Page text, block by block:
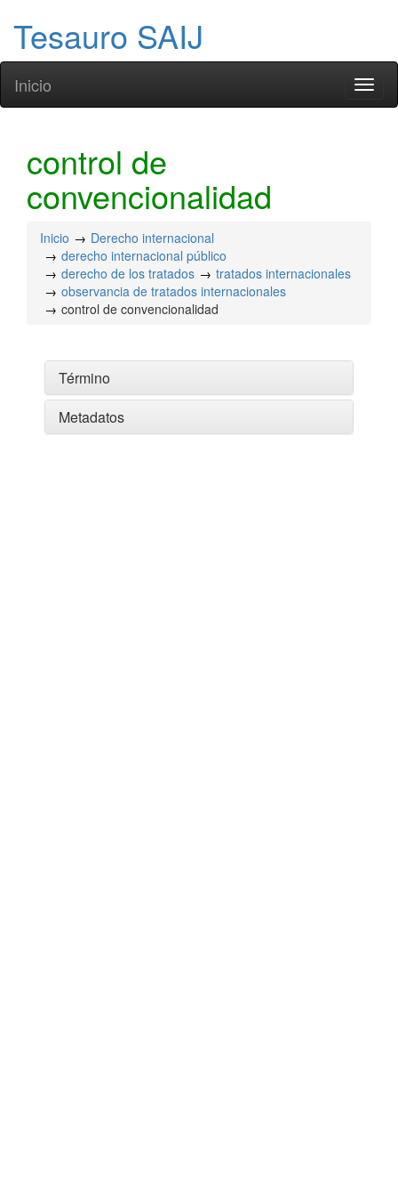
Tesauro SAIJ
Inicio
control de
convencionalidad
Inicio
Derecho internacional
derecho internacional público
derecho de los tratados
tratados internacionales
observancia de tratados internacionales
control de convencionalidad
Término
Metadatos